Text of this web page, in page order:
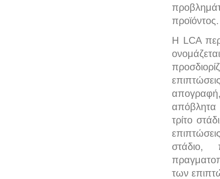
προϊόντος.
Η LCA
απόβλητα
τρίτο
στάδιο,
των